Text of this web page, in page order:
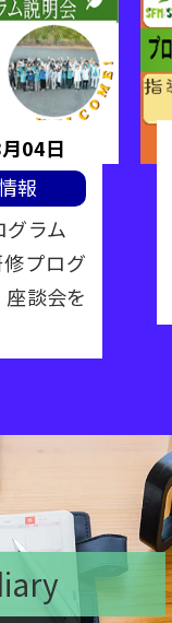
04日
報
グラム
プログ
座談会を